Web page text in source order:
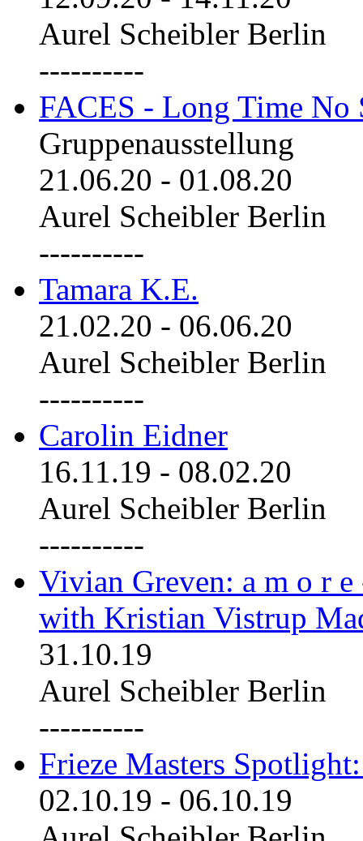
Aurel Scheibler Berlin
----------
FACES - Long Time No
Gruppenausstellung
21.06.20 - 01.08.20
Aurel Scheibler Berlin
----------
Tamara K.E.
21.02.20 - 06.06.20
Aurel Scheibler Berlin
----------
Carolin Eidner
16.11.19 - 08.02.20
Aurel Scheibler Berlin
----------
Vivian Greven: a m o r
with Kristian Vistrup
31.10.19
Aurel Scheibler Berlin
----------
Frieze Masters
02.10.19 - 06.10.19